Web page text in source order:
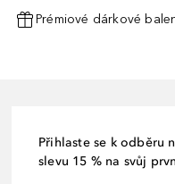
Prémiové dárkové
Přihlaste se k odběru
slevu 15 % na svůj